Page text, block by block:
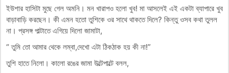
ইউশার হাসিটা মুছে গেল অমনি। মন খারাপও হলো খুব! মা আসলেই এই একটা ব্যাপারে খুব
বাড়াবাড়ি করছেন। কী এমন হতো তুশিকে ওর সাথে থাকতে দিলে? কিন্তু ওসব কথা তুলল
না। প্রসঙ্গ পাল্টাতে এগিয়ে দিলো জামাটা,
“ তুমি তো আমার থেকে লম্বা,দেখো এটা ঠিকঠাক হয় কী না!”
তুশি হাতে নিলো। কালো রঙের জামা উল্টেপাল্টে বলল,